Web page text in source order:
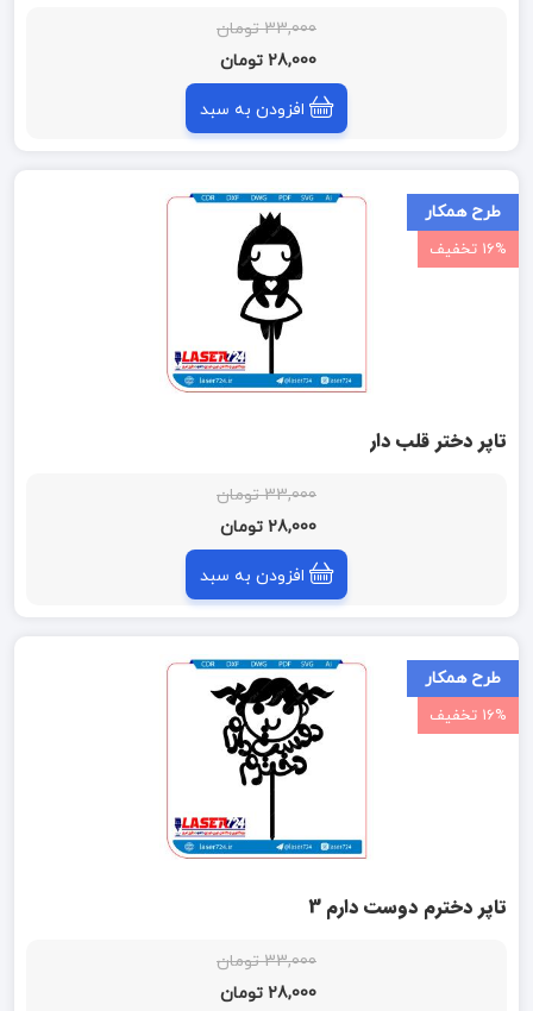
33,000 تومان
28,000 تومان
افزودن به سبد
طرح همکار
16% تخفیف
تاپر دختر قلب دار
33,000 تومان
28,000 تومان
افزودن به سبد
طرح همکار
16% تخفیف
تاپر دخترم دوست دارم 3
33,000 تومان
28,000 تومان